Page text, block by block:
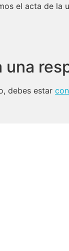
el acta de la
una
debes estar